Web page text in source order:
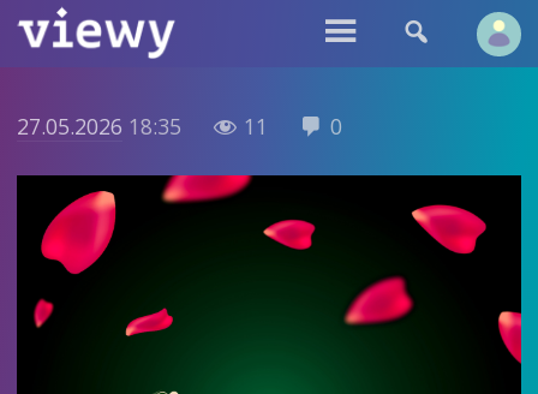
 
27.05.2026 18:35  11  0